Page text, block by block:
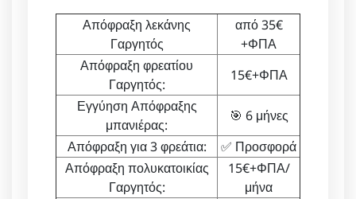
Απόφραξη λεκάνης
Γαργητός
από 35€
+ΦΠΑ
Απόφραξη φρεατίου
Γαργητός:
15€+ΦΠΑ
Εγγύηση Απόφραξης
μπανιέρας:
🎯 6 μήνες
Απόφραξη για 3 φρεάτια:
✅ Προσφορά
Απόφραξη πολυκατοικίας
Γαργητός:
15€+ΦΠΑ/
μήνα